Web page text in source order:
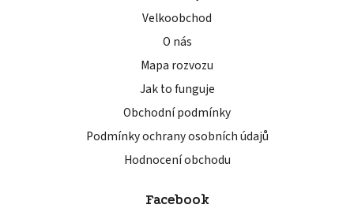
Velkoobchod
O nás
Mapa rozvozu
Jak to funguje
Obchodní podmínky
Podmínky ochrany osobních údajů
Hodnocení obchodu
Facebook